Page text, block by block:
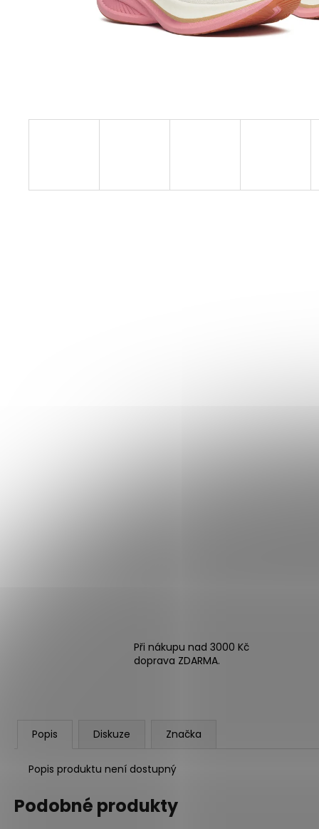
Při nákupu nad 3000 Kč
doprava ZDARMA.
Popis Diskuze Značka
Popis produktu není dostupný
Podobné produkty
PILLAR PERFORMANCE COLLAGEN REPAIR
TENDON & LIGAMENT